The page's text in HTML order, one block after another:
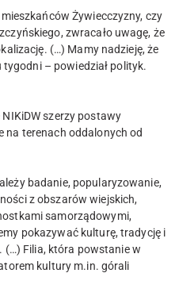
Żywiecczyzny, czy
zwracało uwagę, że
(…) Mamy nadzieję, że
– powiedział polityk.
szerzy postawy
terenach oddalonych od
badanie, popularyzowanie,
z obszarów wiejskich,
samorządowymi,
pokazywać kulturę, tradycję i
(…) Filia, która powstanie w
kultury m.in. górali